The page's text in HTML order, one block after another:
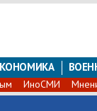
ИноСМИ